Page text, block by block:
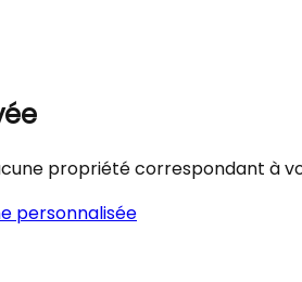
propriété correspondant à
personnalisée